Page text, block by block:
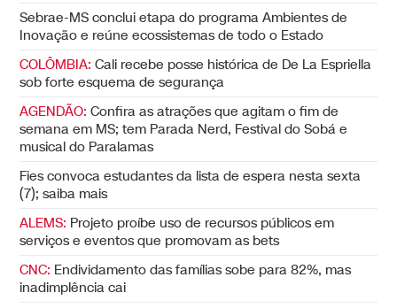
Sebrae-MS conclui etapa do programa Ambientes de
Inovação e reúne ecossistemas de todo o Estado
COLÔMBIA: Cali recebe posse histórica de De La Espriella
sob forte esquema de segurança
AGENDÃO: Confira as atrações que agitam o fim de
semana em MS; tem Parada Nerd, Festival do Sobá e
musical do Paralamas
Fies convoca estudantes da lista de espera nesta sexta
(7); saiba mais
ALEMS: Projeto proíbe uso de recursos públicos em
serviços e eventos que promovam as bets
CNC: Endividamento das famílias sobe para 82%, mas
inadimplência cai